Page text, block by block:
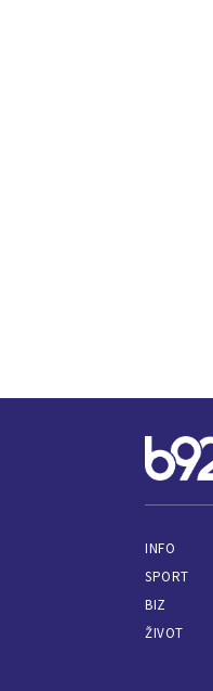
INFO
SPORT
BIZ
ŽIVOT